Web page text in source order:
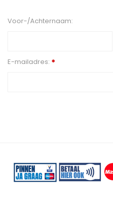
Voor-/Achternaam:
E-mailadres: *